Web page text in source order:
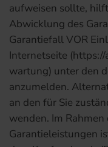
aufweisen sollte,
Abwicklung des
Garantiefall VOR
Internetseite
wartung) unter den
anzumelden.
an den für Sie
wenden. Im
Garantieleistungen